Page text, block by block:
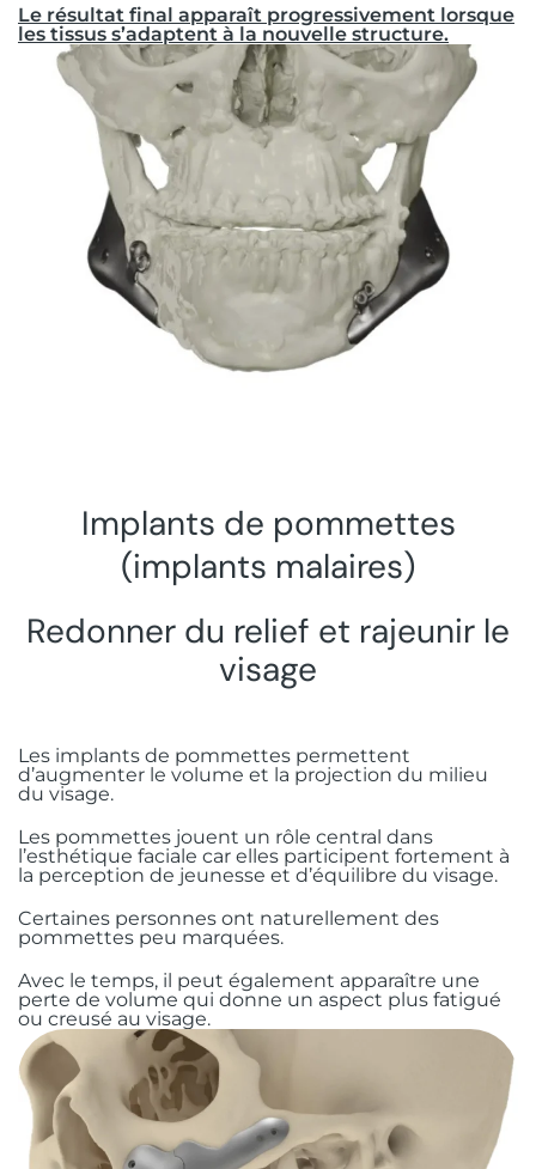
Le résultat final apparaît progressivement lorsque
les tissus s’adaptent à la nouvelle structure.
Implants de pommettes
(implants malaires)
Redonner du relief et rajeunir le
visage
Les implants de pommettes permettent
d’augmenter le volume et la projection du milieu
du visage.
Les pommettes jouent un rôle central dans
l’esthétique faciale car elles participent fortement à
la perception de jeunesse et d’équilibre du visage.
Certaines personnes ont naturellement des
pommettes peu marquées.
Avec le temps, il peut également apparaître une
perte de volume qui donne un aspect plus fatigué
ou creusé au visage.